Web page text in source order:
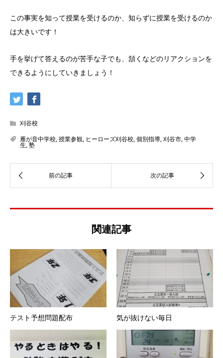
この事実を知って授業を受けるのか、知らずに授業を受けるのか
は大きいです！
手を挙げて答えるのが苦手な子でも、頷くなどのリアクションを
できるようにしていきましょう！
刈谷校
雁が音中学校,授業参観, ヒーローズ刈谷校,個別指導,刈谷市,中学
生,塾
関連記事
テスト予想問題配布 気が抜けない毎日